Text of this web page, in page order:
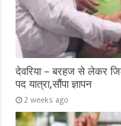
देवरिया – बरहज से लेकर
पद यात्रा,सौंपा ज्ञापन
2 weeks ago